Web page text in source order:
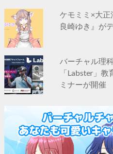
ケモミミ×大
良崎ゆき』が
バーチャル理
「Labster」
ミナーが開催